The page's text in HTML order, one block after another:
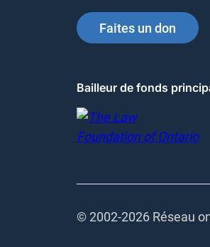
Faites un don
Bailleur de fonds
© 2002-2026 Réseau